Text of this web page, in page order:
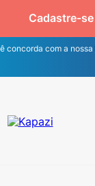
Cadastre-se
concorda com a nossa